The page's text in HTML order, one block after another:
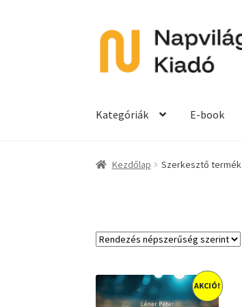
Ugrás
navigációhoz
Kilépés
tartalomba
Kategóriák E-book
Kezdőlap Szerkesztő termék
AKCIÓ!